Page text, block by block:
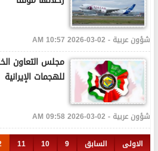
شؤون عربية - 02-03-2026 10:57 AM
مجلس التعاون
للهجمات الإيرانية
شؤون عربية - 02-03-2026 09:58 AM
الاولى السابق 9
10
11